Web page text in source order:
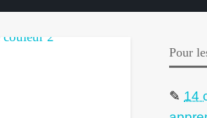
Pour
✎ 14